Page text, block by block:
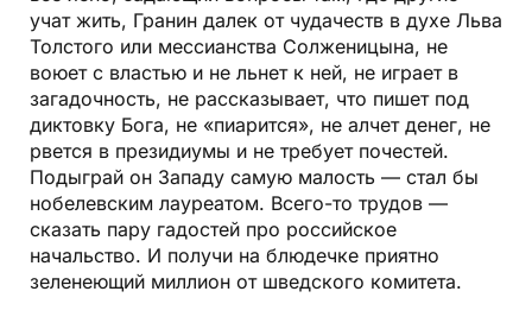
учат жить, Гранин далек от чудачеств в духе Льва
Толстого или мессианства Солженицына, не
воюет с властью и не льнет к ней, не играет в
загадочность, не рассказывает, что пишет под
диктовку Бога, не «пиарится», не алчет денег, не
рвется в президиумы и не требует почестей.
Подыграй он Западу самую малость — стал бы
нобелевским лауреатом. Всего­-то трудов —
сказать пару гадостей про российское
начальство. И получи на блюдечке приятно
зеленеющий миллион от шведского комитета.